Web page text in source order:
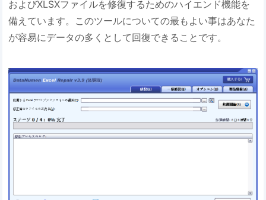
およびXLSXファイルを修復するためのハイエンド機能を
備えています。このツールについての最もよい事はあなた
が容易にデータの多くとして回復できることです。